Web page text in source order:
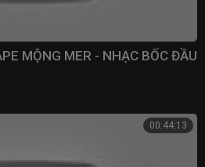
MỘNG MER - NHẠC BỐC ĐẦU
00:44:13